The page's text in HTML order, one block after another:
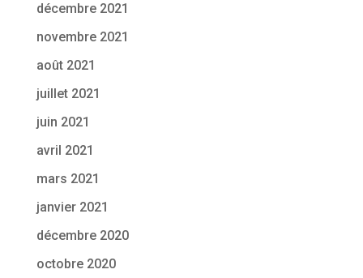
décembre 2021
novembre 2021
août 2021
juillet 2021
juin 2021
avril 2021
mars 2021
janvier 2021
décembre 2020
octobre 2020